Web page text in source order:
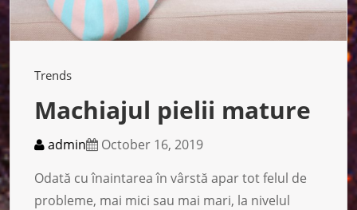
Trends
Machiajul pielii mature
admin
October 16, 2019
Odată cu înaintarea în vârstă apar tot felul de
probleme, mai mici sau mai mari, la nivelul